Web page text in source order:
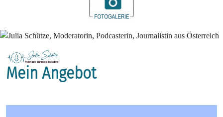
Mein Angebot